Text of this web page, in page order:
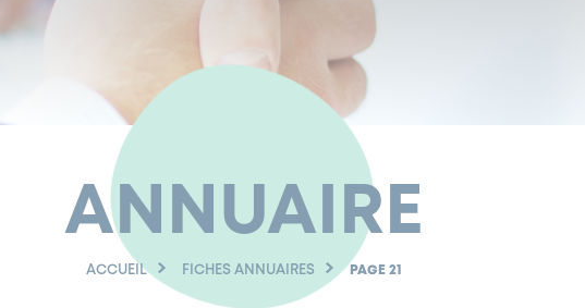
ANNUAIRE
ACCUEIL FICHES ANNUAIRES PAGE 21